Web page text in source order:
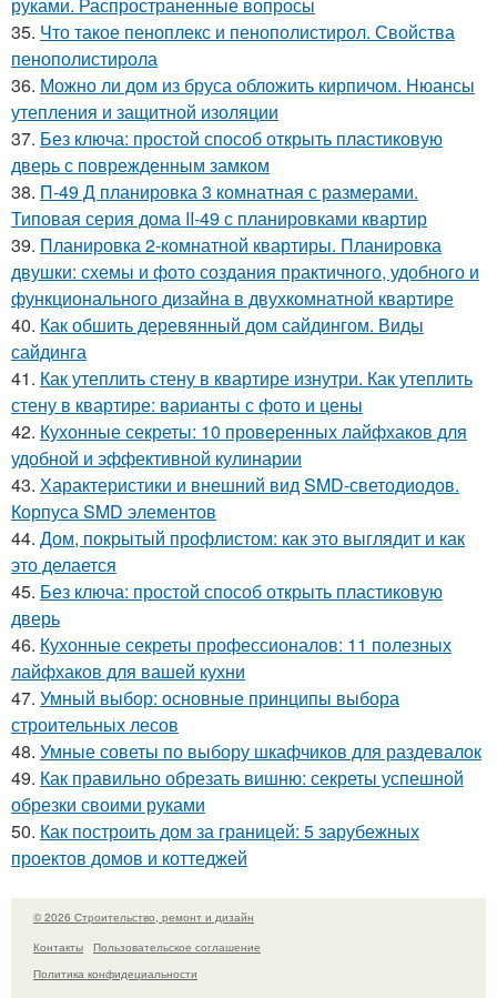
35. Что такое пеноплекс и пенополистирол. Свойства
пенополистирола
36. Можно ли дом из бруса обложить кирпичом. Нюансы
утепления и защитной изоляции
37. Без ключа: простой способ открыть пластиковую
дверь с поврежденным замком
38. П-49 Д планировка 3 комнатная с размерами.
Типовая серия дома II-49 с планировками квартир
39. Планировка 2-комнатной квартиры. Планировка
двушки: схемы и фото создания практичного, удобного и
функционального дизайна в двухкомнатной квартире
40. Как обшить деревянный дом сайдингом. Виды
сайдинга
41. Как утеплить стену в квартире изнутри. Как утеплить
стену в квартире: варианты с фото и цены
42. Кухонные секреты: 10 проверенных лайфхаков для
удобной и эффективной кулинарии
43. Характеристики и внешний вид SMD-светодиодов.
Корпуса SMD элементов
44. Дом, покрытый профлистом: как это выглядит и как
это делается
45. Без ключа: простой способ открыть пластиковую
дверь
46. Кухонные секреты профессионалов: 11 полезных
лайфхаков для вашей кухни
47. Умный выбор: основные принципы выбора
строительных лесов
48. Умные советы по выбору шкафчиков для раздевалок
49. Как правильно обрезать вишню: секреты успешной
обрезки своими руками
50. Как построить дом за границей: 5 зарубежных
проектов домов и коттеджей
© 2026 Строительство, ремонт и дизайн
Контакты
Пользовательское соглашение
Политика конфидециальности